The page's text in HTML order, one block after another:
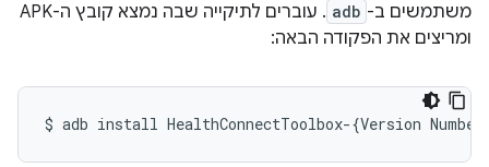
משתמשים ב- adb
. עוברים לתיקייה שבה נמצא קובץ ה-APK
ומריצים את הפקודה הבאה:
$ adb install HealthConnectToolbox-{Version Number